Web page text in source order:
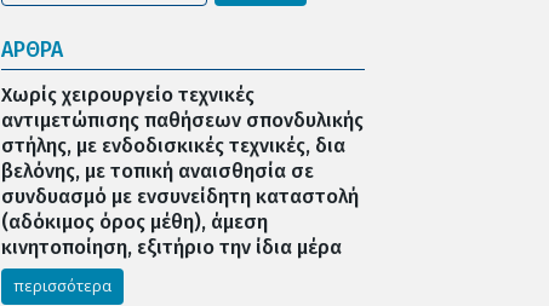
ΑΡΘΡΑ
Χωρίς χειρουργείο τεχνικές
αντιμετώπισης παθήσεων σπονδυλικής
στήλης, με ενδοδισκικές τεχνικές, δια
βελόνης, με τοπική αναισθησία σε
συνδυασμό με ενσυνείδητη καταστολή
(αδόκιμος όρος μέθη), άμεση
κινητοποίηση, εξιτήριο την ίδια μέρα
περισσότερα